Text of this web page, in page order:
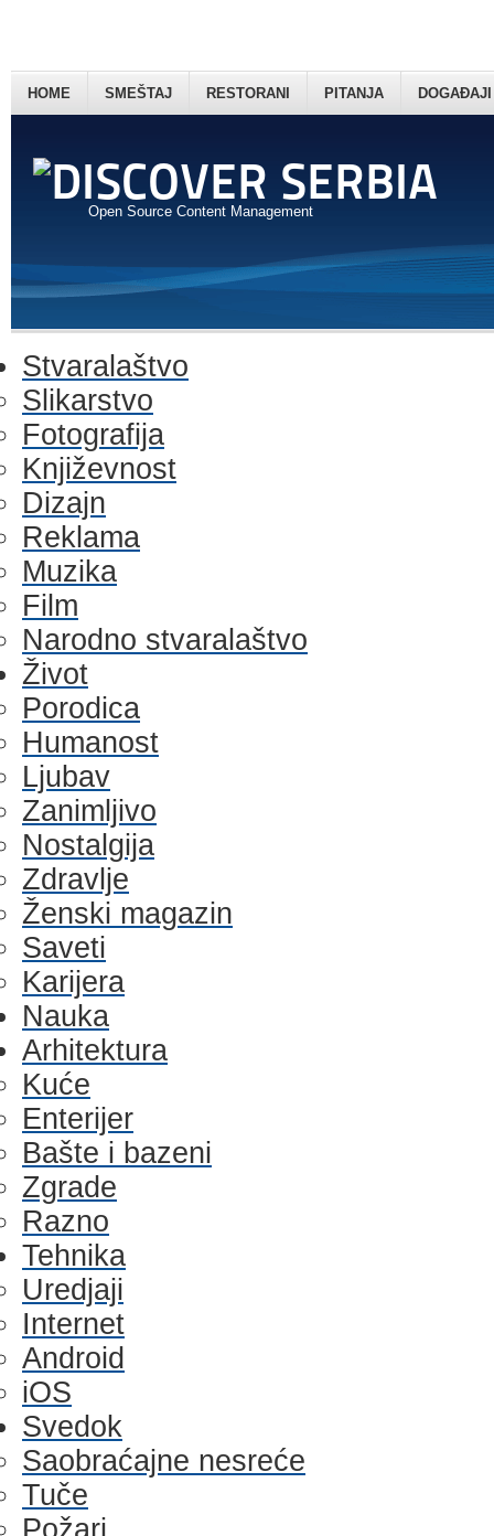
Open Source Content Management
HOME SMEŠTAJ RESTORANI PITANJA DOGAĐAJI
Stvaralaštvo
Slikarstvo
Fotografija
Književnost
Dizajn
Reklama
Muzika
Film
Narodno stvaralaštvo
Život
Porodica
Humanost
Ljubav
Zanimljivo
Nostalgija
Zdravlje
Ženski magazin
Saveti
Karijera
Nauka
Arhitektura
Kuće
Enterijer
Bašte i bazeni
Zgrade
Razno
Tehnika
Uredjaji
Internet
Android
iOS
Svedok
Saobraćajne nesreće
Tuče